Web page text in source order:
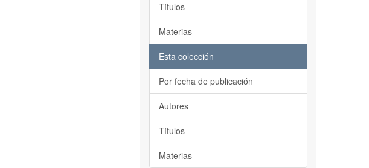
Títulos
Materias
Esta colección
Por fecha de publicación
Autores
Títulos
Materias